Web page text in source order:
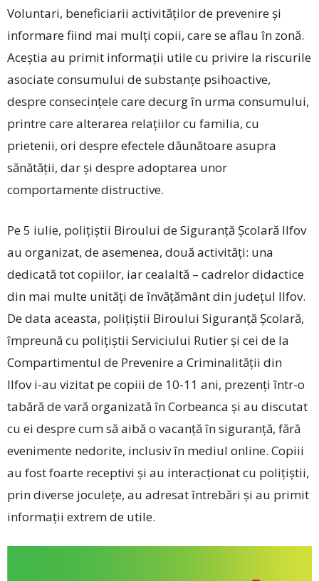
Voluntari, beneficiarii activităților de prevenire și
informare fiind mai mulți copii, care se aflau în zonă.
Aceștia au primit informații utile cu privire la riscurile
asociate consumului de substanțe psihoactive,
despre consecințele care decurg în urma consumului,
printre care alterarea relațiilor cu familia, cu
prietenii, ori despre efectele dăunătoare asupra
sănătății, dar și despre adoptarea unor
comportamente dis­tructive.
Pe 5 iulie, polițiștii Biroului de Siguranță Școlară Ilfov
au organizat, de asemenea, două activități: una
dedicată tot copiilor, iar cealaltă – cadrelor didactice
din mai multe unități de învățământ din județul Ilfov.
De data aceasta, polițiștii Biroului Siguranță Școlară,
împreună cu polițiștii Serviciului Rutier și cei de la
Compartimentul de Prevenire a Criminalității din
Ilfov ­i-au vizitat pe copiii de 10-11 ani, prezenți într-o
tabără de vară organizată în Corbeanca și au discutat
cu ei despre cum să aibă o vacanță în siguranță, fără
evenimente nedorite, inclusiv în mediul online. Copiii
au fost foarte receptivi și au interacționat cu polițiștii,
prin diverse joculețe, au adresat întrebări și au primit
informații extrem de utile.